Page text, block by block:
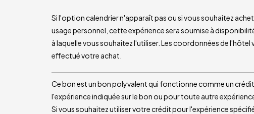
Si l'option calendrier n'apparaît pas ou si vous souhaitez
usage personnel, cette expérience sera soumise à
à laquelle vous souhaitez l'utiliser. Les coordonnées de
effectué votre achat.
Ce bon est un bon polyvalent qui fonctionne comme un
l'expérience indiquée sur le bon ou pour toute autre
Si vous souhaitez utiliser votre crédit pour l'expérience